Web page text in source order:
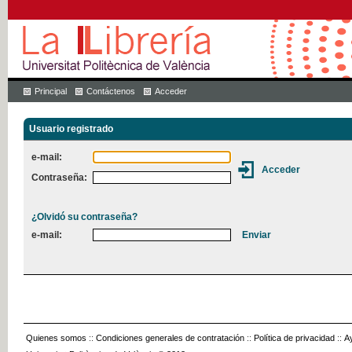
Principal Contáctenos Acceder
Usuario registrado
e-mail:
Contraseña:
¿Olvidó su contraseña?
e-mail:
Quienes somos :: Condiciones generales de contratación :: Política de privacidad ::